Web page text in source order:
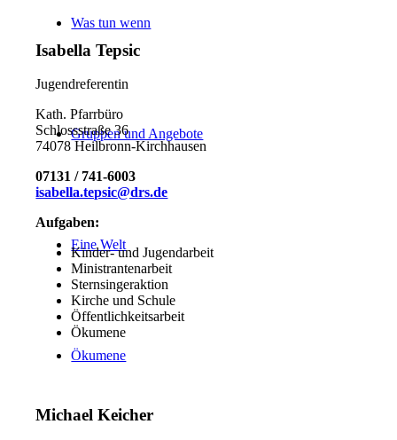
Was tun wenn
Gruppen und Angebote
Eine Welt
Ökumene
Isabella Tepsic
Jugendreferentin
Kath. Pfarrbüro
Schlossstraße 36
74078 Heilbronn-Kirchhausen
07131 / 741-6003
isabella.tepsic@drs.de
Aufgaben:
Kinder- und Jugendarbeit
Ministrantenarbeit
Sternsingeraktion
Kirche und Schule
Öffentlichkeitsarbeit
Ökumene
Michael Keicher